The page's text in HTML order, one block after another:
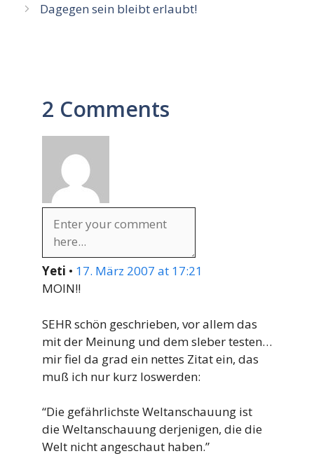
Dagegen sein bleibt erlaubt!
2 Comments
Yeti • 17. März 2007 at 17:21
MOIN!!
SEHR schön geschrieben, vor allem das
mit der Meinung und dem sleber testen…
mir fiel da grad ein nettes Zitat ein, das
muß ich nur kurz loswerden:
“Die gefährlichste Weltanschauung ist
die Weltanschauung derjenigen, die die
Welt nicht angeschaut haben.”